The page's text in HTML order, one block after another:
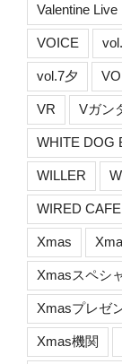
Valentine Live
VOICE
vol.7夕
VR Vガン
WHITE DOG
WILLER
WIRED CAFE
Xmas
Xmasスペシ
Xmasプレゼ
Xmas機関